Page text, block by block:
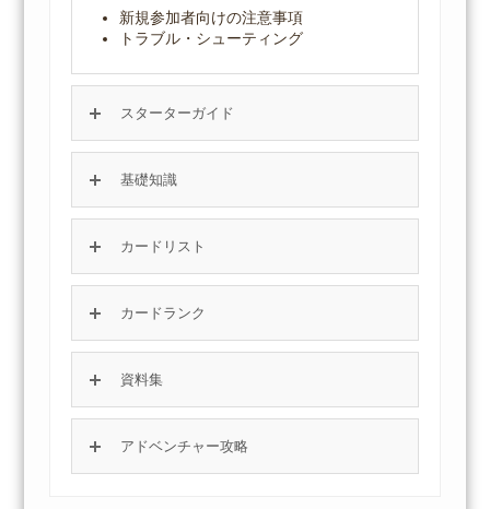
新規参加者向けの注意事項
トラブル・シューティング
スターターガイド
基礎知識
カードリスト
カードランク
資料集
アドベンチャー攻略